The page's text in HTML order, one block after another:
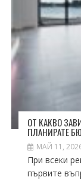
ОТ КАКВО
ПЛАНИРАТЕ
МАЙ 11,
При всеки
първите